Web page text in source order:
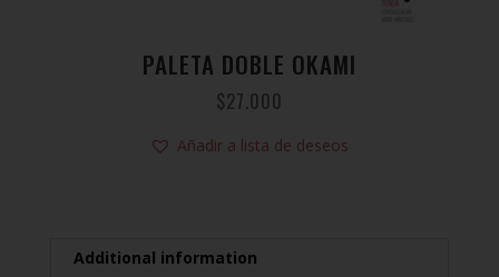
PALETA DOBLE OKAMI
$27.000
Añadir a lista de deseos
Additional information